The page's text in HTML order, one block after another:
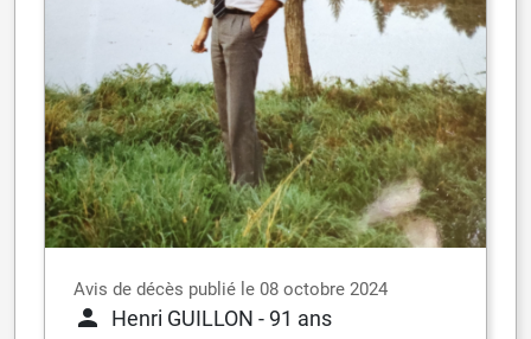
Avis de décès publié le 08 octobre 2024
Henri GUILLON - 91 ans